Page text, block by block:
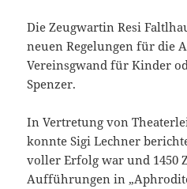
Die Zeugwartin Resi
neuen Regelungen für die
Vereinsgwand für Kinder
Spenzer.
In Vertretung von
konnte Sigi Lechner
voller Erfolg war und 1450
Aufführungen in